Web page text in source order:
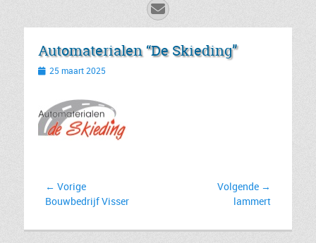
E-
mail
Automaterialen “De Skieding”
Geplaatst
25 maart 2025
Bericht
navigatie
← Vorige
Vorig
Bouwbedrijf Visser
Volgende →
lammert